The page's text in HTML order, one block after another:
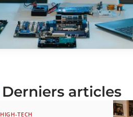
Derniers articles
HIGH-TECH